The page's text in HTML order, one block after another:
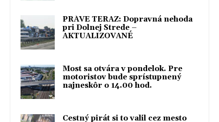
PRÁVE TERAZ: Dopravná nehoda
pri Dolnej Strede –
AKTUALIZOVANÉ
Most sa otvára v pondelok. Pre
motoristov bude sprístupnený
najneskôr o 14.00 hod.
Cestný pirát si to valil cez mesto